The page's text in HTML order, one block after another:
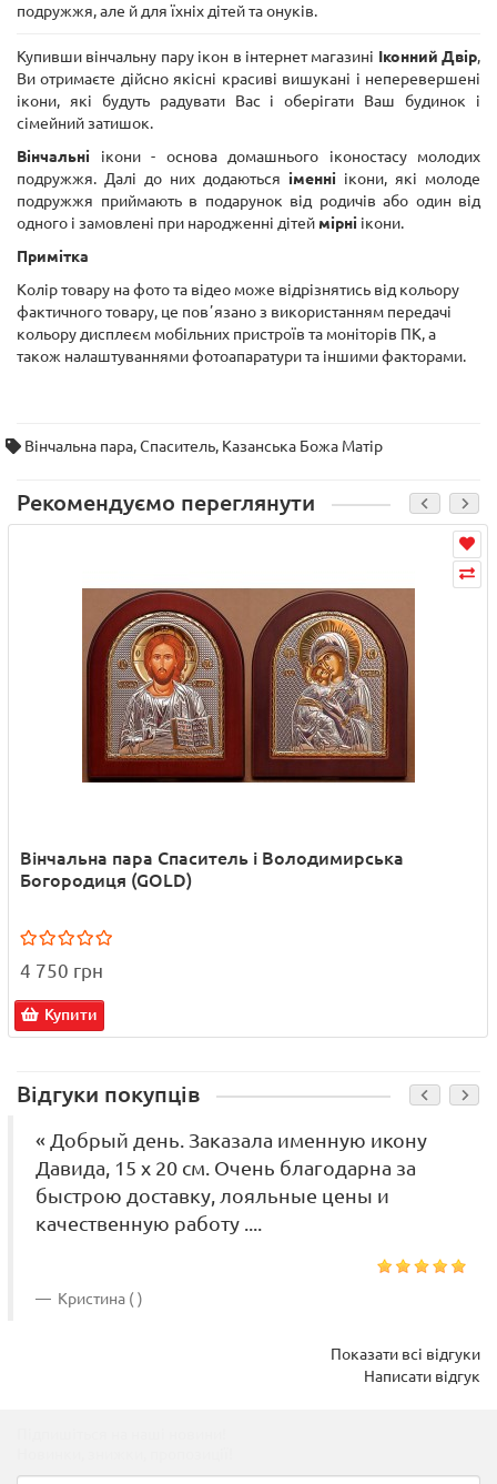
подружжя, але й для їхніх дітей та онуків.
Купивши вінчальну пару ікон в інтернет магазині Іконний Двір,
Ви отримаєте дійсно якісні красиві вишукані і неперевершені
ікони, які будуть радувати Вас і оберігати Ваш будинок і
сімейний затишок.
Вінчальні ікони - основа домашнього іконостасу молодих
подружжя. Далі до них додаються іменні ікони, які молоде
подружжя приймають в подарунок від родичів або один від
одного і замовлені при народженні дітеймірні ікони.
Примітка
Колір товару на фото та відео може відрізнятись від кольору
фактичного товару, це повʼязано з використанням передачі
кольору дисплеєм мобільних пристроїв та моніторів ПК, а
також налаштуваннями фотоапаратури та іншими факторами.
Вінчальна пара,Спаситель, Казанська Божа Матір
Рекомендуємо переглянути
Вінчальна пара Спаситель і Володимирська
Богородиця (GOLD)
4 750 грн
Купити
Відгуки покупців
« Добрый день. Заказала именную икону
Давида, 15 х 20 см. Очень благодарна за
быстрою доставку, лояльные цены и
качественную работу ....
Кристина ( )
Показати всі відгуки
Написати відгук